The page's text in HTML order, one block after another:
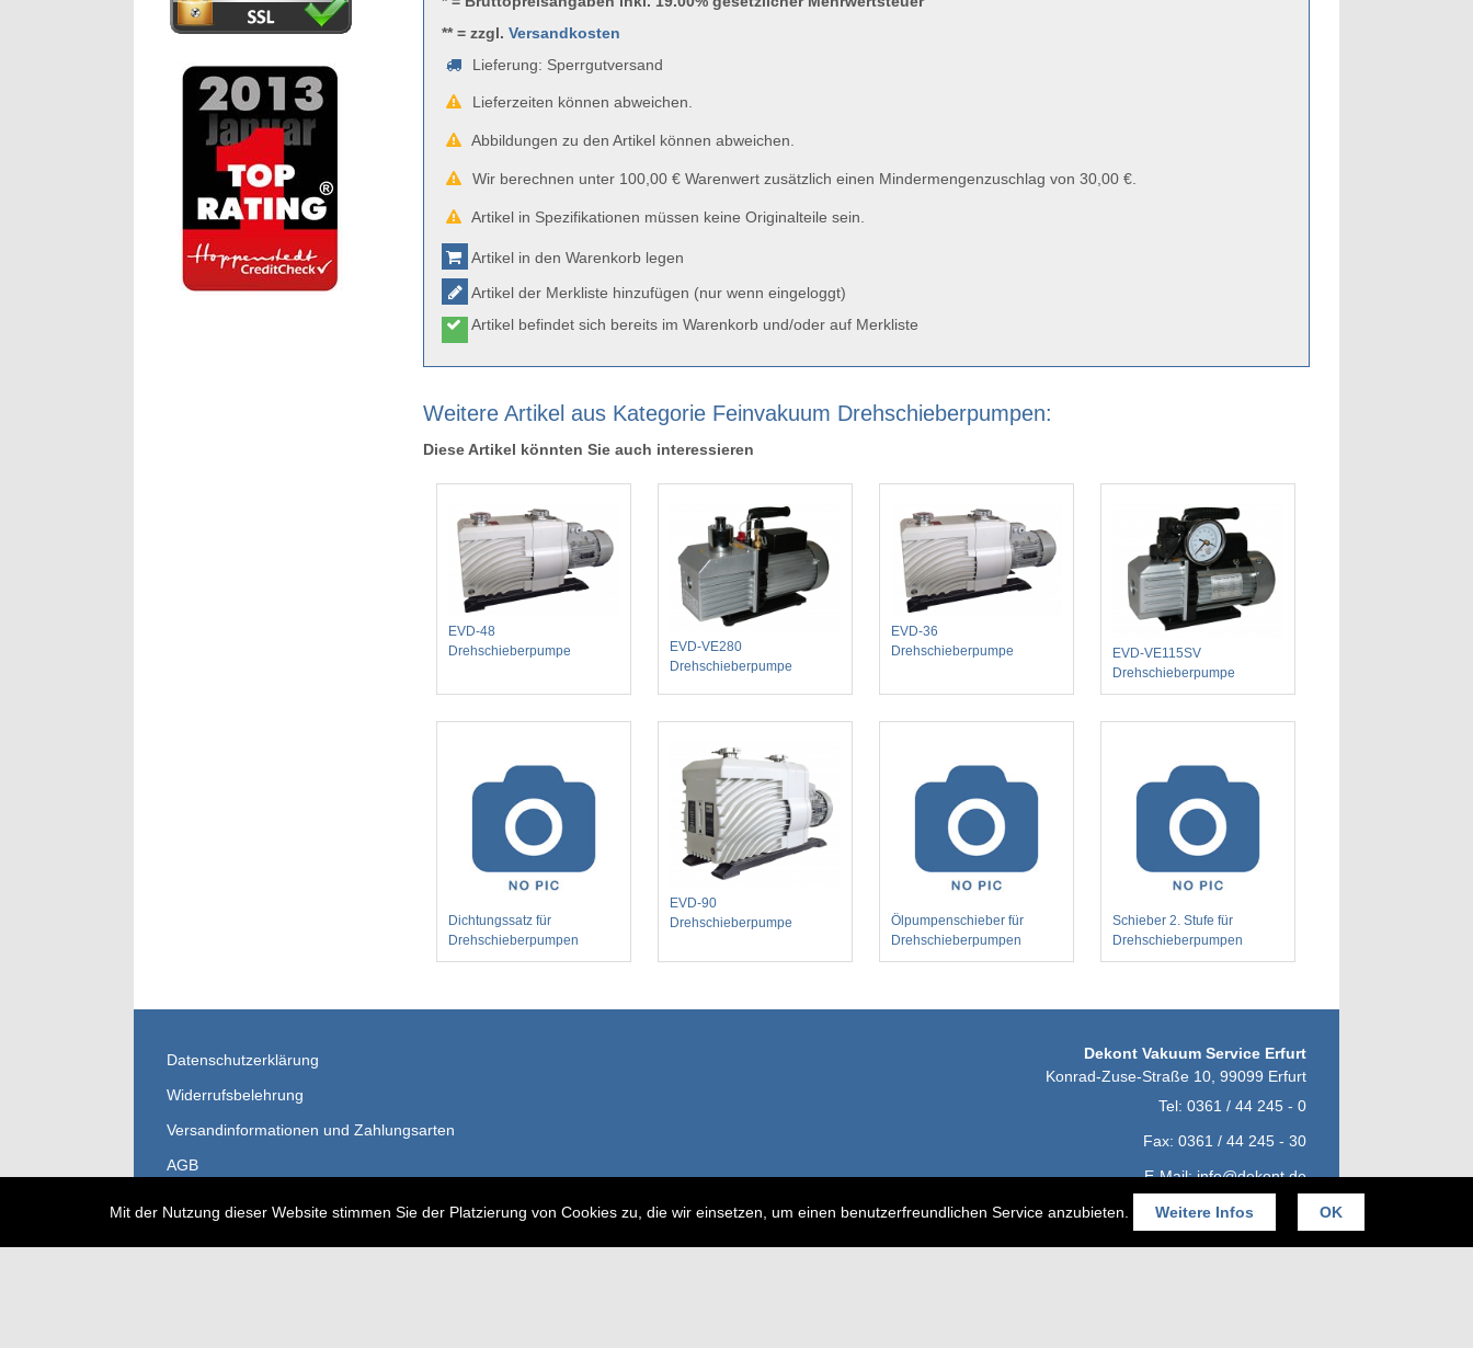
Mit der Nutzung dieser Website stimmen Sie der Platzierung von Cookies zu, die wir einsetzen, um einen benutzerfreundlichen Service anzubieten. Weitere Infos OK
** = zzgl.Versandkosten
Lieferung: Sperrgutversand
Lieferzeiten können abweichen.
Abbildungen zu den Artikel können abweichen.
Wir berechnen unter 100,00 € Warenwert zusätzlich einen Mindermengenzuschlag von 30,00 €.
Artikel in Spezifikationen müssen keine Originalteile sein.
Artikel in den Warenkorb legen
Artikel der Merkliste hinzufügen (nur wenn eingeloggt)
Artikel befindet sich bereits im Warenkorb und/oder auf Merkliste
Weitere Artikel aus Kategorie Feinvakuum Drehschieberpumpen:
Diese Artikel könnten Sie auch interessieren
EVD-48
Drehschieberpumpe
EVD-VE280
Drehschieberpumpe
EVD-36
Drehschieberpumpe
EVD-VE115SV
Drehschieberpumpe
Dichtungssatz für
Drehschieberpumpen
EVD-90
Drehschieberpumpe
Ölpumpenschieber für
Drehschieberpumpen
Schieber 2. Stufe für
Drehschieberpumpen
Datenschutzerklärung
Widerrufsbelehrung
Versandinformationen und Zahlungsarten
AGB
Dekont Vakuum Service Erfurt
Konrad-Zuse-Straße 10 99099 Erfurt
Tel: 0361 / 44 245 - 0
Fax: 0361 / 44 245 - 30
E-Mail:info@dekont.de